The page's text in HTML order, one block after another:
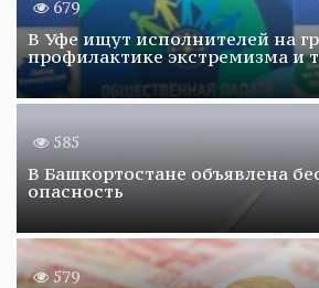
679
В Уфе ищут исполнителей на
профилактике экстремизма и
585
В Башкортостане объявлена
опасность
579